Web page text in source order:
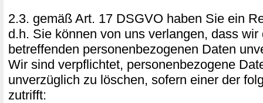
2.3. gemäß Art. 17 DSGVO haben Sie ein
d.h. Sie können von uns verlangen, dass wir
betreffenden personenbezogenen Daten
Wir sind verpflichtet, personenbezogene
unverzüglich zu löschen, sofern einer der
zutrifft: